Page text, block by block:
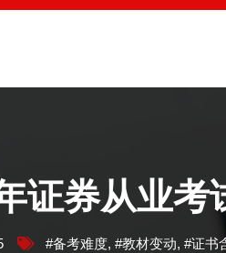
证券从业
#备考难度, #教材变动, #证书